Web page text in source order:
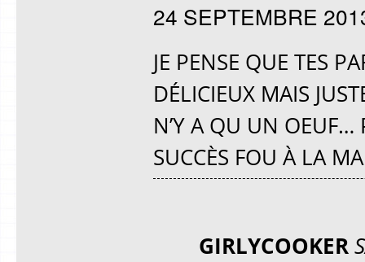
24 SEPTEMBRE
JE PENSE QUE TES
DÉLICIEUX MAIS
N’Y A QU UN OEUF…
SUCCÈS FOU À LA
GIRLYCOOKER